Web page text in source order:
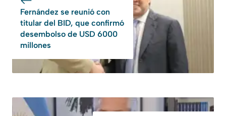
Fernández se reunió con
titular del BID, que confirmó
desembolso de USD 6000
millones